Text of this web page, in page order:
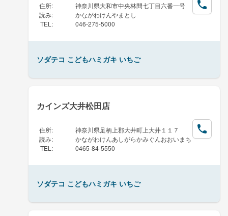
住所:
神奈川県大和市中央林間七丁目六番一号
読み:
かながわけんやまとし
TEL : 046-275-5000
ソダテコ こどもハミガキ いちご
カインズ大井松田店
住所:
神奈川県足柄上郡大井町上大井１１７
読み:
かながわけんあしがらかみぐんおおいまち
TEL : 0465-84-5550
ソダテコ こどもハミガキ いちご